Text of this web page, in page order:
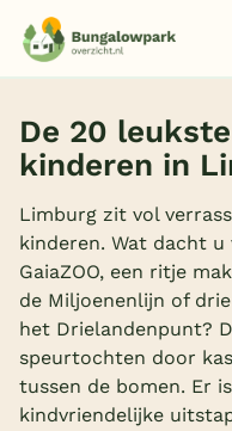
Last
De 20
kinderen in
Limburg zit vol
kinderen. Wat dacht
GaiaZOO, een ritje
de Miljoenenlijn of
het Drielandenpunt?
speurtochten door
tussen de bomen. Er
kindvriendelijke